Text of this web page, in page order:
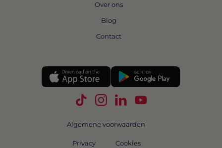
Over ons
Blog
Contact
Volg Swipe4Work op TikTok
Volg Swipe4Work op
Volg Swipe4Work op
Volg Swipe4Work
Algemene voorwaarden
Privacy Cookies